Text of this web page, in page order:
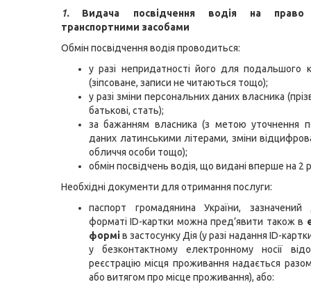
1. Видача посвідчення водія на право
транспортними засобами
Обмін посвідчення водія проводиться:
у разі непридатності його для подальшого
(зіпсоване, записи не читаються тощо);
у разі зміни персональних даних власника
батькові, стать);
за бажанням власника (з метою уточнення
даних латинськими літерами, зміни
обличчя особи тощо);
обмін посвідчень водія, що видані вперше на 2
Необхідні документи для отримання послуги:
паспорт громадянина України,
форматі ID-картки можна пред’явити також в
формів застосунку Дія (у разі надання ID-
у безконтактному електронному носії
реєстрацію місця проживання надається
або витягом про місце проживання), або: